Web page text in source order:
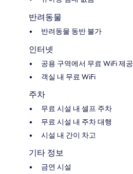
반려동물
반려동물 동반 불가
인터넷
공용 구역에서 무료 WiFi 제공
객실 내 무료 WiFi
주차
무료 시설 내 셀프 주차
무료 시설 내 주차 대행
시설 내 간이 차고
기타 정보
금연 시설